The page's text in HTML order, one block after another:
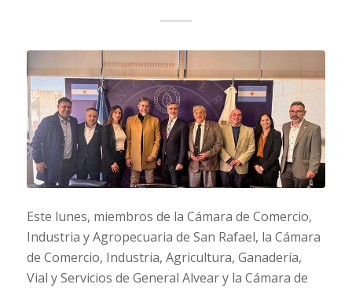
Este lunes, miembros de la Cámara de Comercio,
Industria y Agropecuaria de San Rafael, la Cámara
de Comercio, Industria, Agricultura, Ganadería,
Vial y Servicios de General Alvear y la Cámara de